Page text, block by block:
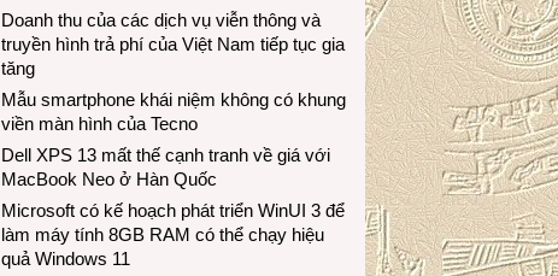
Doanh thu của các dịch vụ viễn thông và
truyền hình trả phí của Việt Nam tiếp tục gia
tăng
Mẫu smartphone khái niệm không có khung
viền màn hình của Tecno
Dell XPS 13 mất thế cạnh tranh về giá với
MacBook Neo ở Hàn Quốc
Microsoft có kế hoạch phát triển WinUI 3 để
làm máy tính 8GB RAM có thể chạy hiệu
quả Windows 11